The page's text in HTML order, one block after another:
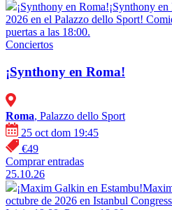
¡Synthony en Roma!¡Synthony
2026 en el Palazzo dello Sport!
puertas a las 18:00.
Conciertos
¡Synthony en Roma!
Roma, Palazzo dello Sport
25 oct dom 19:45
€49
Comprar entradas
25.10.26
¡Maxim Galkin en Estambu!
octubre de 2026 en Istanbul